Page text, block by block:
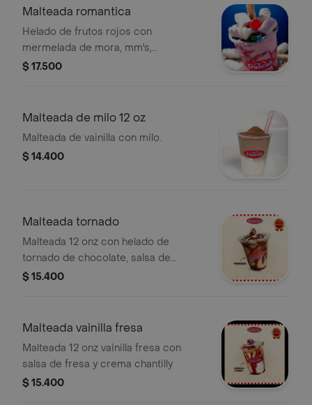
Malteada romantica
Helado de frutos rojos con
mermelada de mora, mm's,
malvaviscos, barquillo y chantilly.
$ 17.500
Malteada de milo 12 oz
Malteada de vainilla con milo.
$ 14.400
Malteada tornado
Malteada 12 onz con helado de
tornado de chocolate, salsa de
chocolate y crema chantilly
$ 15.400
Malteada vainilla fresa
Malteada 12 onz vainilla fresa con
salsa de fresa y crema chantilly
$ 15.400